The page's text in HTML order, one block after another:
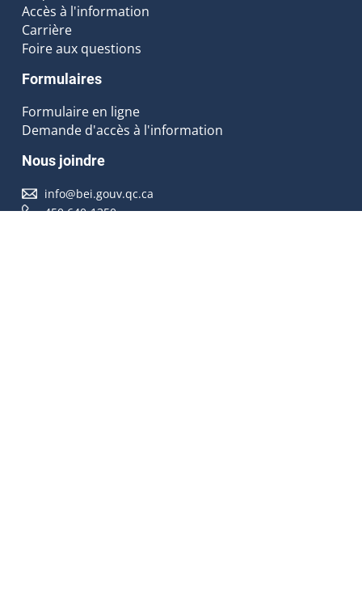
Accès à l'information
Carrière
Foire aux questions
Formulaires
Formulaire en ligne
Demande d'accès à l'information
Nous joindre
info@bei.gouv.qc.ca
450 640-1350